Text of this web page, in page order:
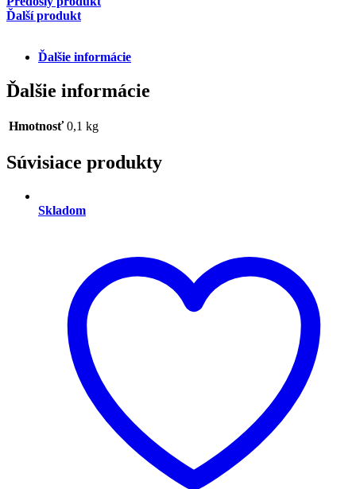
Ďalší produkt
Ďalšie informácie
Ďalšie informácie
Hmotnosť 0,1 kg
Súvisiace produkty
Skladom